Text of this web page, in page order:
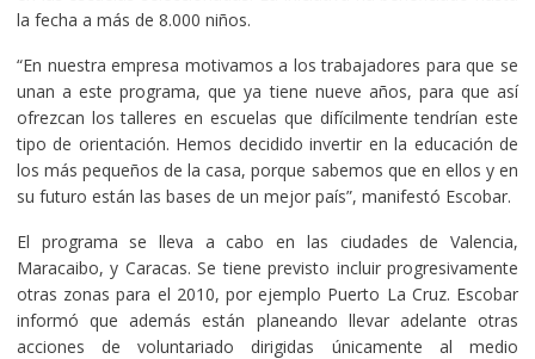
la fecha a más de 8.000 niños.
“En nuestra empresa motivamos a los trabajadores para que se
unan a este programa, que ya tiene nueve años, para que así
ofrezcan los talleres en escuelas que difícilmente tendrían este
tipo de orientación. Hemos decidido invertir en la educación de
los más pequeños de la casa, porque sabemos que en ellos y en
su futuro están las bases de un mejor país”, manifestó Escobar.
El programa se lleva a cabo en las ciudades de Valencia,
Maracaibo, y Caracas. Se tiene previsto incluir progresivamente
otras zonas para el 2010, por ejemplo Puerto La Cruz. Escobar
informó que además están planeando llevar adelante otras
acciones de voluntariado dirigidas únicamente al medio